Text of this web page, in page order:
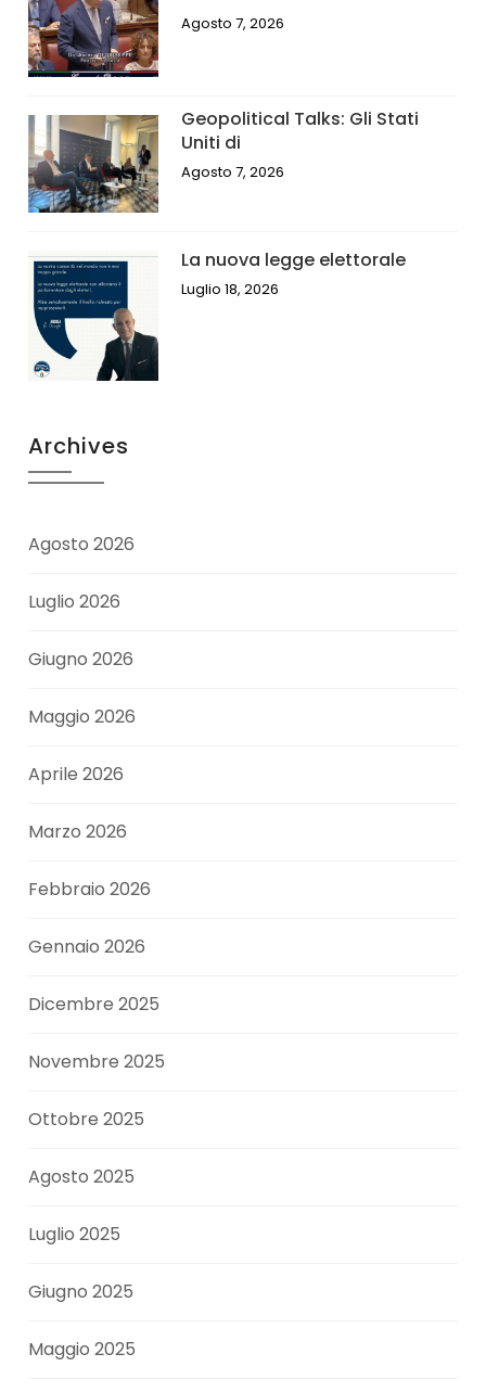
Agosto 7, 2026
Geopolitical Talks: Gli Stati
Uniti di
Agosto 7, 2026
La nuova legge elettorale
Luglio 18, 2026
Archives
Agosto 2026
Luglio 2026
Giugno 2026
Maggio 2026
Aprile 2026
Marzo 2026
Febbraio 2026
Gennaio 2026
Dicembre 2025
Novembre 2025
Ottobre 2025
Agosto 2025
Luglio 2025
Giugno 2025
Maggio 2025